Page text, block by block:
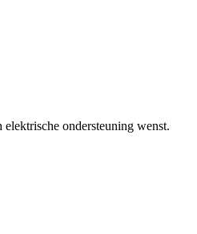
ondersteuning wenst.